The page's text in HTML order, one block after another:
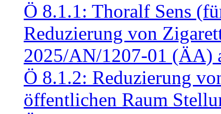
Ö 8.1.1: Thoralf Sens
Reduzierung von
2025/AN/1207-01 (ÄA)
Ö 8.1.2: Reduzierung
öffentlichen Raum